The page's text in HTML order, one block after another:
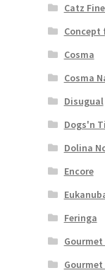
Catz
Concept
Cosma
Cosma
Disugual
Dogs'n
Dolina
Encore
Feringa
Gourmet